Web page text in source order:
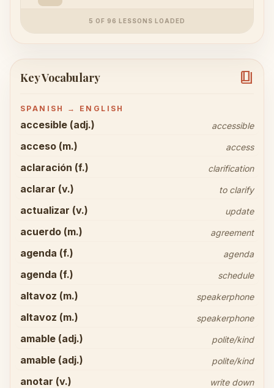
5 OF 96 LESSONS LOADED
Key Vocabulary book_4
SPANISH → ENGLISH
accesible (adj.) accessible
acceso (m.) access
aclaración (f.) clarification
aclarar (v.) to clarify
actualizar (v.) update
acuerdo (m.) agreement
agenda (f.) agenda
agenda (f.) schedule
altavoz (m.) speakerphone
altavoz (m.) speakerphone
amable (adj.) polite/kind
amable (adj.) polite/kind
anotar (v.) write down